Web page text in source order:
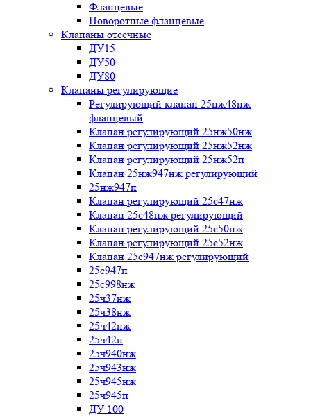
Фланцевые
Поворотные фланцевые
Клапаны отсечные
ДУ15
ДУ50
ДУ80
Клапаны регулирующие
Регулирующий клапан 25нж48нж
фланцевый
Клапан регулирующий 25нж50нж
Клапан регулирующий 25нж52нж
Клапан регулирующий 25нж52п
Клапан 25нж947нж регулирующий
25нж947п
Клапан регулирующий 25с47нж
Клапан 25с48нж регулирующий
Клапан регулирующий 25с50нж
Клапан регулирующий 25с52нж
Клапан 25с947нж регулирующий
25с947п
25с998нж
25ч37нж
25ч38нж
25ч42нж
25ч42п
25ч940нж
25ч943нж
25ч945нж
25ч945п
ДУ 100